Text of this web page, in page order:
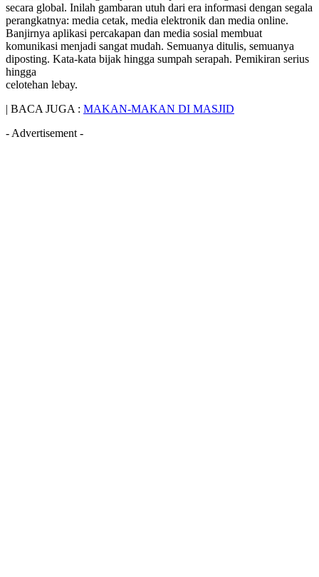
secara global. Inilah gambaran utuh dari era informasi dengan segala
perangkatnya: media cetak, media elektronik dan media online.
Banjirnya aplikasi percakapan dan media sosial membuat
komunikasi menjadi sangat mudah. Semuanya ditulis, semuanya
diposting. Kata-kata bijak hingga sumpah serapah. Pemikiran serius
hingga
celotehan lebay.
| BACA JUGA : MAKAN-MAKAN DI MASJID
- Advertisement -